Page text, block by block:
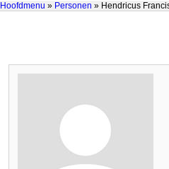
Hoofdmenu » Personen » Hendricus